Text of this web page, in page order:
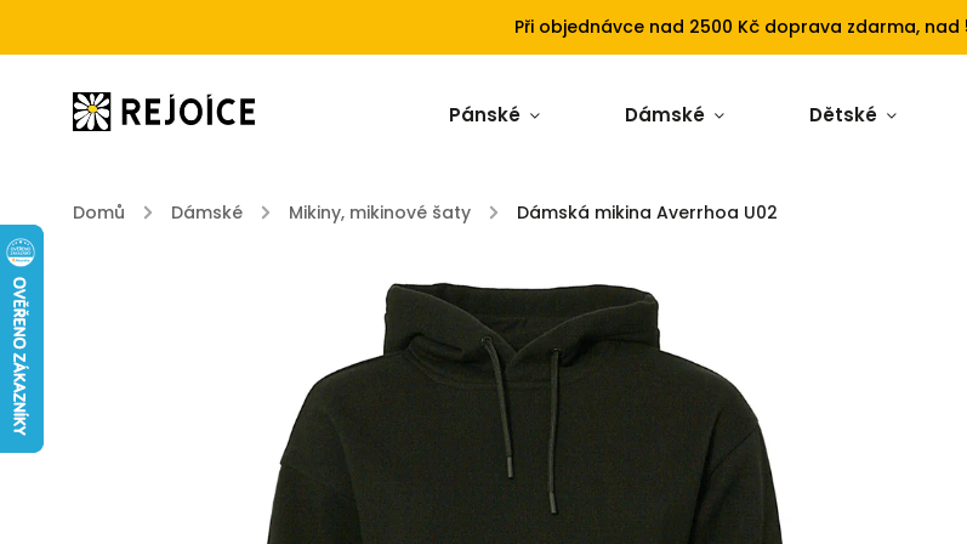
Při objednávce nad 2500 Kč doprava zdarma, nad
Pánské Dámské Dětské
Domů / Dámské / Mikiny, mikinové šaty / Dámská mikina Averrhoa U02